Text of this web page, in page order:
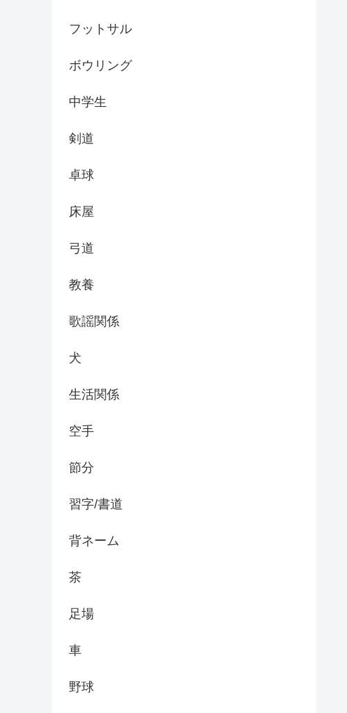
フットサル
ボウリング
中学生
剣道
卓球
床屋
弓道
教養
歌謡関係
犬
生活関係
空手
節分
習字/書道
背ネーム
茶
足場
車
野球